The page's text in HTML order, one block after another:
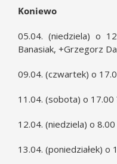
Koniewo
05.04. (niedziela) o
Banasiak, +Grzegorz
09.04. (czwartek) o
11.04. (sobota) o 17.00
12.04. (niedziela) o
13.04. (poniedziałek) o